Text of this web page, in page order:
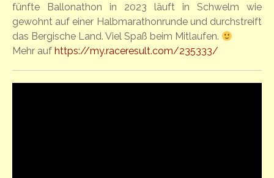
fünfte Ballonathon in 2023 läuft in Schwelm wie
gewohnt auf einer Halbmarathonrunde und durchstreift
das Bergische Land. Viel Spaß beim Mitlaufen.
Mehr auf https://my.raceresult.com/235333/